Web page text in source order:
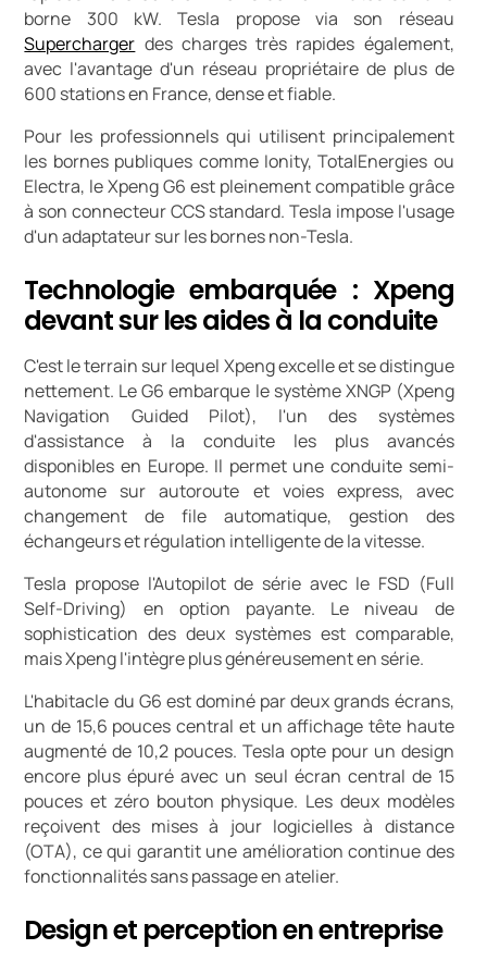
borne 300 kW. Tesla propose via son réseau
Supercharger des charges très rapides également,
avec l'avantage d'un réseau propriétaire de plus de
600 stations en France, dense et fiable.
Pour les professionnels qui utilisent principalement
les bornes publiques comme Ionity, TotalEnergies ou
Electra, le Xpeng G6 est pleinement compatible grâce
à son connecteur CCS standard. Tesla impose l'usage
d'un adaptateur sur les bornes non-Tesla.
Technologie embarquée : Xpeng
devant sur les aides à la conduite
C'est le terrain sur lequel Xpeng excelle et se distingue
nettement. Le G6 embarque le système XNGP (Xpeng
Navigation Guided Pilot), l'un des systèmes
d'assistance à la conduite les plus avancés
disponibles en Europe. Il permet une conduite semi-
autonome sur autoroute et voies express, avec
changement de file automatique, gestion des
échangeurs et régulation intelligente de la vitesse.
Tesla propose l'Autopilot de série avec le FSD (Full
Self-Driving) en option payante. Le niveau de
sophistication des deux systèmes est comparable,
mais Xpeng l'intègre plus généreusement en série.
L'habitacle du G6 est dominé par deux grands écrans,
un de 15,6 pouces central et un affichage tête haute
augmenté de 10,2 pouces. Tesla opte pour un design
encore plus épuré avec un seul écran central de 15
pouces et zéro bouton physique. Les deux modèles
reçoivent des mises à jour logicielles à distance
(OTA), ce qui garantit une amélioration continue des
fonctionnalités sans passage en atelier.
Design et perception en entreprise